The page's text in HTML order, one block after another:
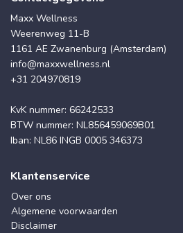
Maxx Wellness
Weerenweg 11-B
1161 AE Zwanenburg (Amsterdam)
info@maxxwellness.nl
+31 204970819
KvK nummer: 66242533
BTW nummer: NL856459069B01
Iban: NL86 INGB 0005 346373
Klantenservice
Over ons
Algemene voorwaarden
Disclaimer